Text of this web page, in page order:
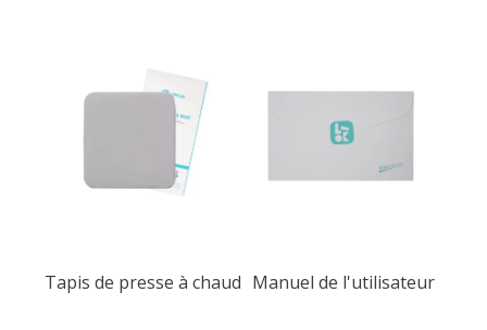
Tapis de presse à chaud Manuel de l'utilisateur